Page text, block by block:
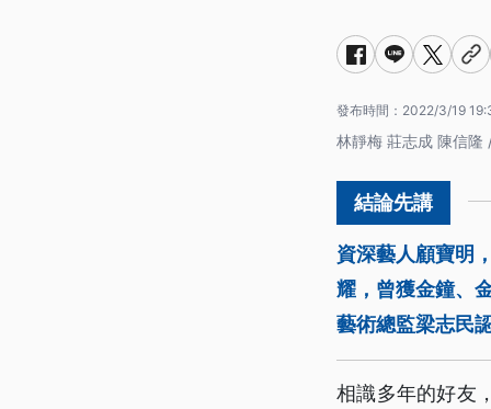
發布時間： 2022/3/19
林靜梅 莊志成 陳信隆
資深藝人顧寶明
耀，曾獲金鐘、
藝術總監梁志民
相識多年的好友